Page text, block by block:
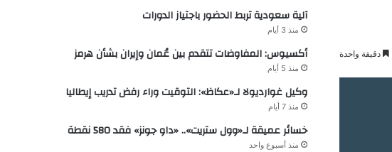
دقيقة واحدة
آلية سعودية تربط الحضور باجتياز الدورات
منذ 3 أيام
أكسيوس: المفاوضات تتقدم بين عُمان وإيران بشأن هرمز
منذ 5 أيام
وكيل غوارديولا لـ«عكاظ»: التوقيت وراء رفض تدريب إيطاليا
منذ 7 أيام
خسائر عميقة لـ«وول ستريت».. «داو جونز» فقد 580 نقطة
منذ أسبوع واحد